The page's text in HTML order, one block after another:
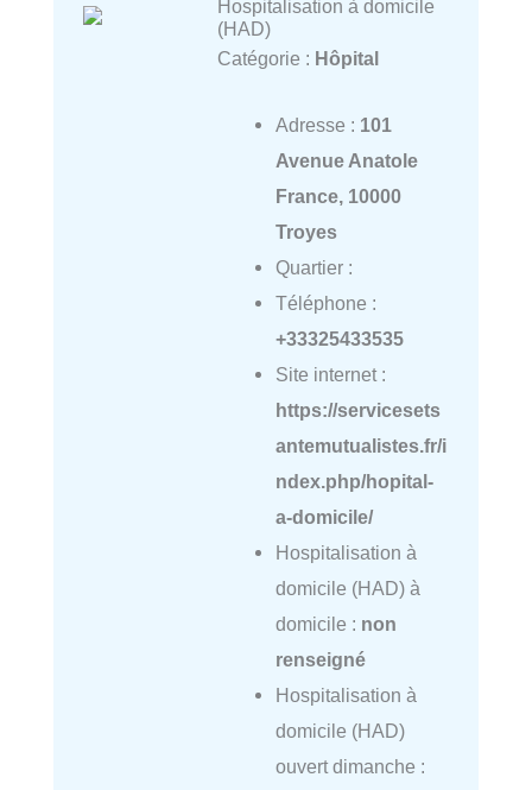
Hospitalisation à domicile
(HAD)
Catégorie : Hôpital
Adresse : 101
Avenue Anatole
France, 10000
Troyes
Quartier :
Téléphone :
+33325433535
Site internet :
https://servicesets
antemutualistes.fr/i
ndex.php/hopital-
a-domicile/
Hospitalisation à
domicile (HAD) à
domicile : non
renseigné
Hospitalisation à
domicile (HAD)
ouvert dimanche :